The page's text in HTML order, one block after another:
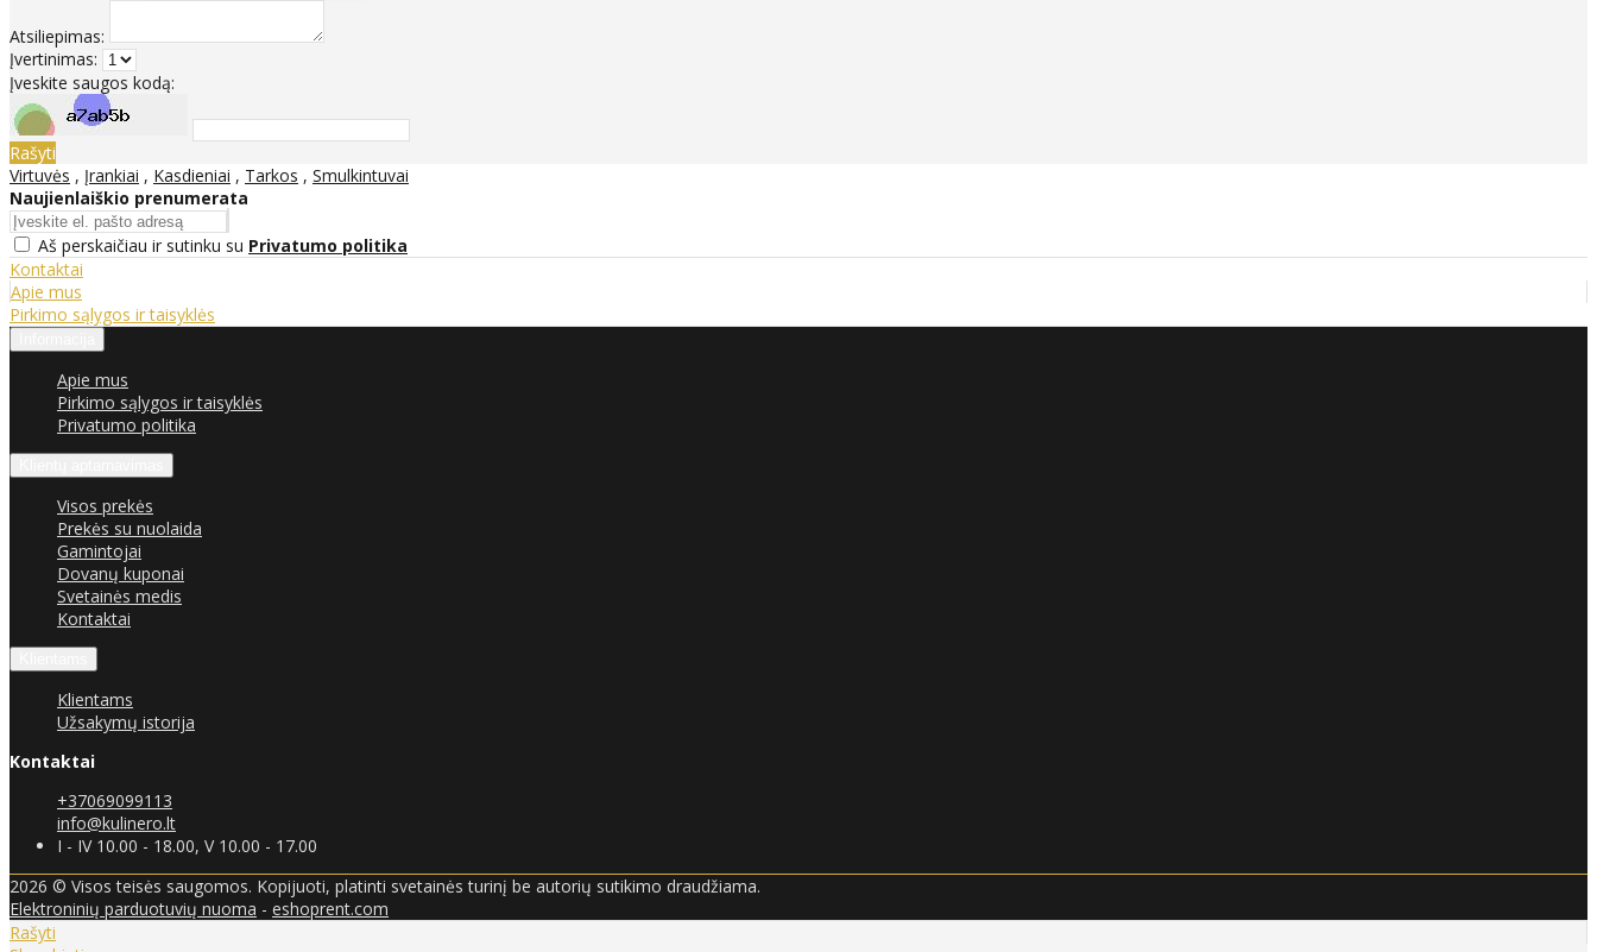
Atsiliepimas:
Įvertinimas:
Įveskite saugos kodą:
Rašyti
Virtuvės , Įrankiai , Kasdieniai , Tarkos , Smulkintuvai
Naujienlaiškio prenumerata
Aš perskaičiau ir sutinku su Privatumo politika
Kontaktai
Apie mus
Pirkimo sąlygos ir taisyklės
Apie mus
Pirkimo sąlygos ir taisyklės
Privatumo politika
Visos prekės
Prekės su nuolaida
Gamintojai
Dovanų kuponai
Svetainės medis
Kontaktai
Klientams
Užsakymų istorija
Kontaktai
+37069099113
info@kulinero.lt
I - IV 10.00 - 18.00, V 10.00 - 17.00
2026 © Visos teisės saugomos. Kopijuoti, platinti svetainės turinį be autorių sutikimo draudžiama.
Elektroninių parduotuvių nuoma - eshoprent.com
Rašyti